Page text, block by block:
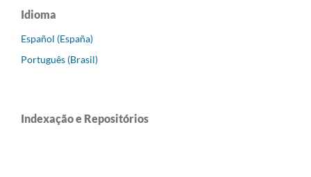
Idioma
Español (España)
Português (Brasil)
Indexação e Repositórios